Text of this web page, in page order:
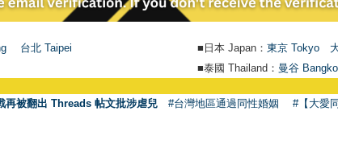
台北 Taipei ■日本 Japan： 東京 Tokyo
■泰國 Thailand： 曼谷
再被翻出 Threads 帖文批涉虐兒 #台灣地區通過同性婚姻 #【大愛